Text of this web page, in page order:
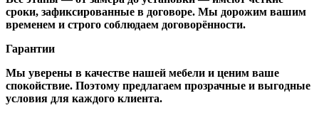
сроки, зафиксированные в договоре. Мы дорожим вашим
временем и строго соблюдаем договорённости.
Гарантии
Мы уверены в качестве нашей мебели и ценим ваше
спокойствие. Поэтому предлагаем прозрачные и выгодные
условия для каждого клиента.